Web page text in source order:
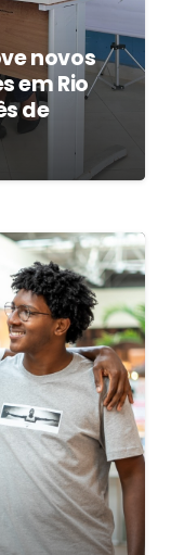
novos
em Rio
de